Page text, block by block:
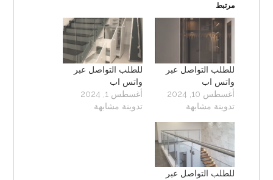
مرتبط
للطلب التواصل عبر
واتس اب
أغسطس 10, 2024
تدوينة مشابهة
للطلب التواصل عبر
واتس اب
أغسطس 1, 2024
تدوينة مشابهة
للطلب التواصل عبر